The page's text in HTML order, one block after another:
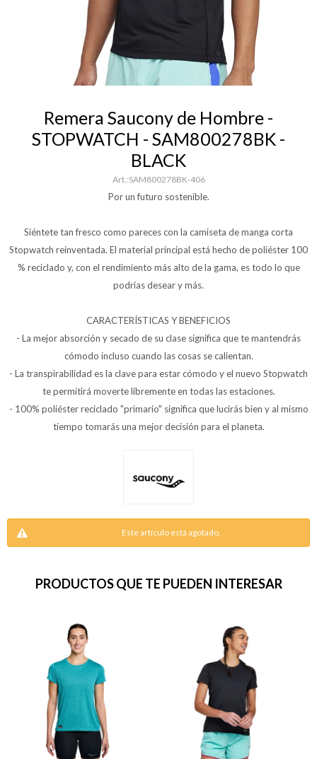
Remera Saucony de Hombre -
STOPWATCH - SAM800278BK -
BLACK
SAM800278BK-406
Por un futuro sostenible.
Siéntete tan fresco como pareces con la camiseta de manga corta
Stopwatch reinventada. El material principal está hecho de poliéster 100
% reciclado y, con el rendimiento más alto de la gama, es todo lo que
podrías desear y más.
CARACTERÍSTICAS Y BENEFICIOS
- La mejor absorción y secado de su clase significa que te mantendrás
cómodo incluso cuando las cosas se calientan.
- La transpirabilidad es la clave para estar cómodo y el nuevo Stopwatch
te permitirá moverte libremente en todas las estaciones.
- 100% poliéster reciclado "primario" significa que lucirás bien y al mismo
tiempo tomarás una mejor decisión para el planeta.
Este artículo está agotado.
PRODUCTOS QUE TE PUEDEN INTERESAR